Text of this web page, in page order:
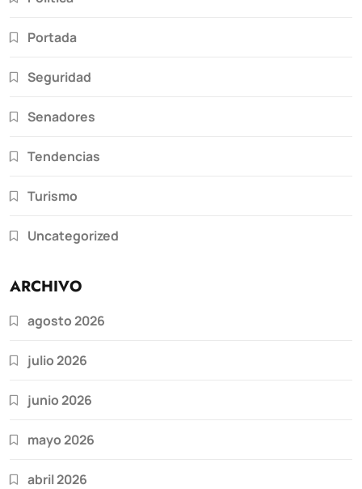
Portada
Seguridad
Senadores
Tendencias
Turismo
Uncategorized
ARCHIVO
agosto 2026
julio 2026
junio 2026
mayo 2026
abril 2026